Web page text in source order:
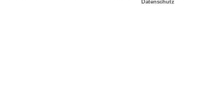
Datenschutz